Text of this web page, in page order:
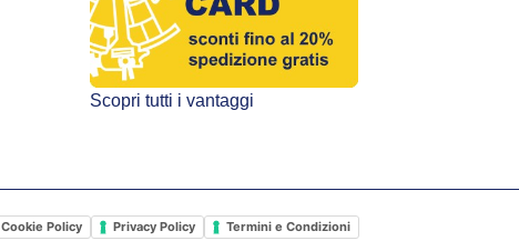
Scopri tutti i vantaggi
Cookie Policy Privacy Policy Termini e Condizioni